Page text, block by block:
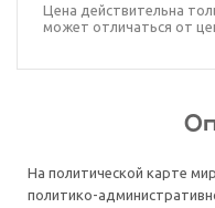
Цена действительна
может отличаться от
На политической карте
политико-